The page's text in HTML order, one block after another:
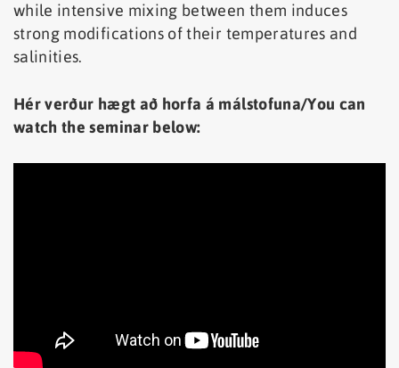
while intensive mixing between them induces
strong modifications of their temperatures and
salinities.
Hér verður hægt að horfa á málstofuna/You can
watch the seminar below: